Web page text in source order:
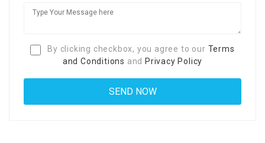
By clicking checkbox, you agree to our Terms
and Conditions and Privacy Policy